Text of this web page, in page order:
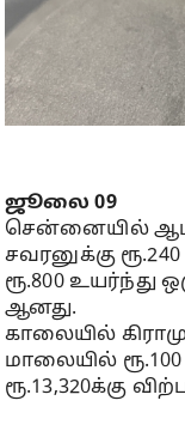
ஜூலை 09
சென்னையில்
சவரனுக்கு
ரூ.800 உயர்ந்து
ஆனது.
காலையில்
மாலையில் ரூ.100
ரூ.13,320க்கு